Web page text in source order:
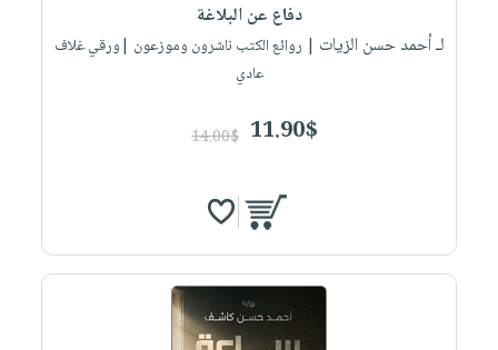
دفاع عن البلاغة
لـ أحمد حسن الزيات | روائع الكتب ناشرون وموزعون |ورقي غلاف
عادي
11.90$
14.00$